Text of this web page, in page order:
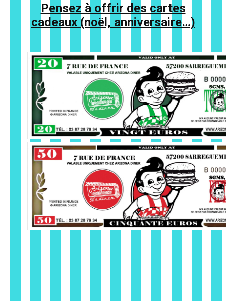
Pensez à offrir des cartes
cadeaux (noël, anniversaire…)